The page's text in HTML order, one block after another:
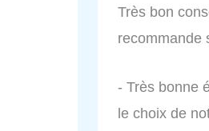
Très bon
recommande
- Très bonne
le choix de